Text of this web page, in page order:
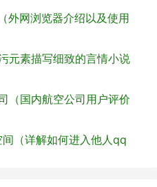
外网浏览器介绍以及使用
元素描写细致的言情小说
（国内航空公司用户评价
（详解如何进入他人qq